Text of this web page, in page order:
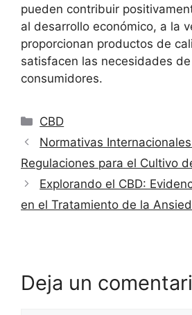
pueden contribuir
al desarrollo económico, a la
proporcionan productos de
satisfacen las necesidades
consumidores.
Categorías
CBD
Normativas
Regulaciones para el Cultivo
Explorando el CBD:
en el Tratamiento de la
Deja un